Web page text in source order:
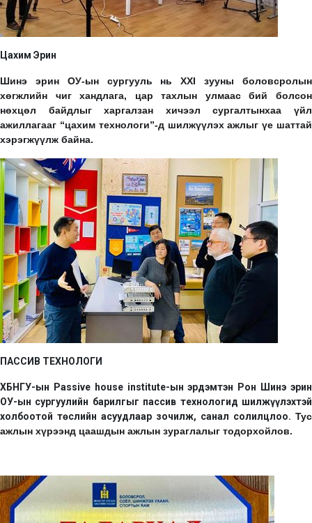
Цахим Эрин
Шинэ эрин ОУ-ын сургууль нь XXI зууны боловсролын
хөгжлийн чиг хандлага, цар тахлын улмаас бий болсон
нөхцөл байдлыг харгалзан хичээл сургалтынхаа үйл
ажиллагааг “цахим технологи”-д шилжүүлэх ажлыг үе шаттай
хэрэгжүүлж байна.
ПАССИВ ТЕХНОЛОГИ
ХБНГУ-ын Passive house institute-ын эрдэмтэн Рон Шинэ эрин
ОУ-ын сургуулийн барилгыг пассив технологид шилжүүлэхтэй
холбоотой төслийн асуудлаар зочилж, санал солилцлоо. Тус
ажлын хүрээнд цаашдын ажлын зураглалыг тодорхойлов.